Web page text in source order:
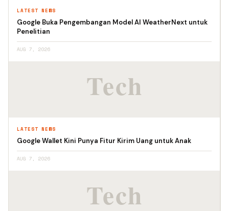
LATEST NEWS
Google Buka Pengembangan Model AI WeatherNext untuk
Penelitian
AUG 7, 2026
LATEST NEWS
Google Wallet Kini Punya Fitur Kirim Uang untuk Anak
AUG 7, 2026